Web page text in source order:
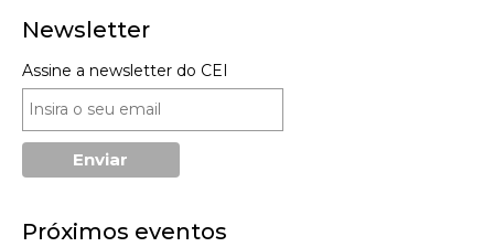
Newsletter
Assine a newsletter do CEI
Próximos eventos